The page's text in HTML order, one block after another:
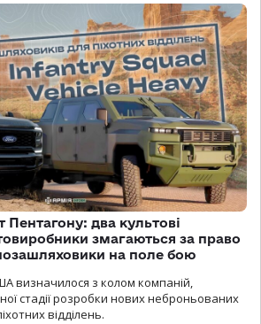
Пентагону: два культові
змагаються за право
на поле бою
визначилося з колом компаній,
стадії розробки нових неброньованих
відділень.